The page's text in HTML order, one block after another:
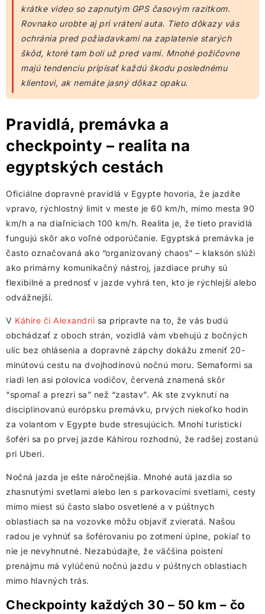
krátke video so zapnutým GPS časovým razítkom.
Rovnako urobte aj pri vrátení auta. Tieto dôkazy vás
ochránia pred požiadavkami na zaplatenie starých
škôd, ktoré tam boli už pred vami. Mnohé požičovne
majú tendenciu pripísať každú škodu poslednému
klientovi, ak nemáte jasný dôkaz opaku.
Pravidlá, premávka a
checkpointy – realita na
egyptských cestách
Oficiálne dopravné pravidlá v Egypte hovoria, že jazdíte
vpravo, rýchlostný limit v meste je 60 km/h, mimo mesta 90
km/h a na diaľniciach 100 km/h. Realita je, že tieto pravidlá
fungujú skôr ako voľné odporúčanie. Egyptská premávka je
často označovaná ako “organizovaný chaos” – klaksón slúži
ako primárny komunikačný nástroj, jazdiace pruhy sú
flexibilné a prednosť v jazde vyhrá ten, kto je rýchlejší alebo
odvážnejší.
V Káhire či Alexandrii sa pripravte na to, že vás budú
obchádzať z oboch strán, vozidlá vám vbehujú z bočných
ulíc bez ohlásenia a dopravné zápchy dokážu zmeniť 20-
minútovú cestu na dvojhodinovú nočnú moru. Semaformi sa
riadi len asi polovica vodičov, červená znamená skôr
“spomaľ a prezri sa” než “zastav”. Ak ste zvyknutí na
disciplinovanú európsku premávku, prvých niekoľko hodín
za volantom v Egypte bude stresujúcich. Mnohí turistickí
šoféri sa po prvej jazde Káhirou rozhodnú, že radšej zostanú
pri Uberi.
Nočná jazda je ešte náročnejšia. Mnohé autá jazdia so
zhasnutými svetlami alebo len s parkovacími svetlami, cesty
mimo miest sú často slabo osvetlené a v púštnych
oblastiach sa na vozovke môžu objaviť zvieratá. Našou
radou je vyhnúť sa šoférovaniu po zotmení úplne, pokiaľ to
nie je nevyhnutné. Nezabúdajte, že väčšina poistení
prenájmu má vylúčenú nočnú jazdu v púštnych oblastiach
mimo hlavných trás.
Checkpointy každých 30 – 50 km – čo